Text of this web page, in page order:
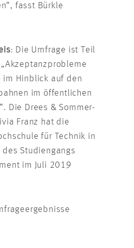
fasst Bürkle
: Die Umfrage ist Teil
im Hinblick auf den
im öffentlichen
Die Drees & Sommer-
Franz hat die
für Technik in
Studiengangs
im Juli 2019